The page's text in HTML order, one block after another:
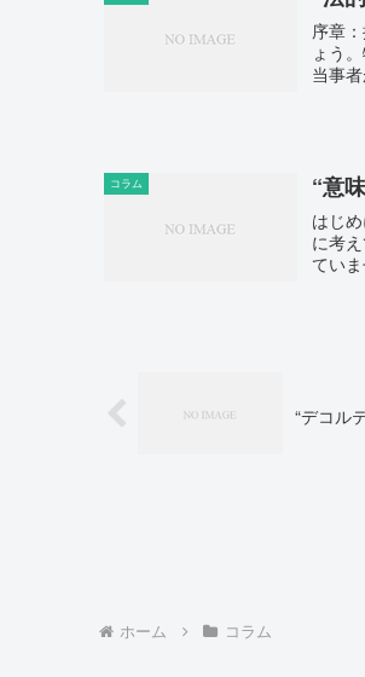
序章
ょう
当事
コラム “意
はじ
に考
てい
“デコル
ホーム コラム